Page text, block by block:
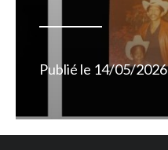
Publié le 14/05/2026